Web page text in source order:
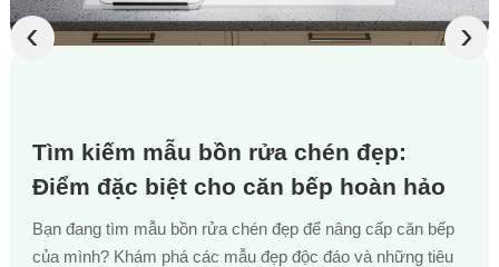
Tìm kiếm mẫu bồn rửa chén đẹp:
Điểm đặc biệt cho căn bếp hoàn hảo
Bạn đang tìm mẫu bồn rửa chén đẹp để nâng cấp căn bếp
của mình? Khám phá các mẫu đẹp độc đáo và những tiêu
‹ ›